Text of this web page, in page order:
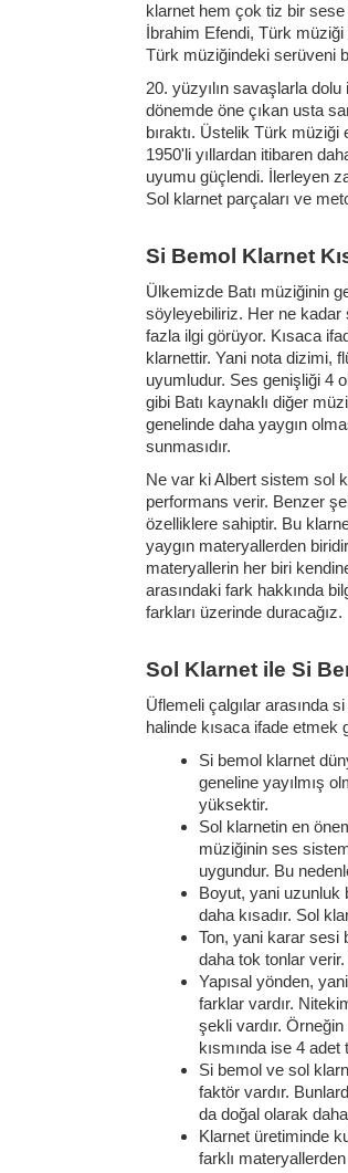
klarnet hem çok tiz bir
İbrahim Efendi, Türk
Türk müziğindeki serüveni
20. yüzyılın savaşlarla
dönemde öne çıkan usta
bıraktı. Üstelik Türk
1950'li yıllardan itibaren
uyumu güçlendi. İlerleyen
Sol klarnet parçaları ve
Si Bemol Klarnet
Ülkemizde Batı müziğinin
söyleyebiliriz. Her ne kadar
fazla ilgi görüyor. Kısaca
klarnettir. Yani nota dizimi,
uyumludur. Ses genişliği 4
gibi Batı kaynaklı diğer
genelinde daha yaygın
sunmasıdır.
Ne var ki Albert sistem sol
performans verir. Benzer
özelliklere sahiptir. Bu
yaygın materyallerden
materyallerin her biri
arasındaki fark hakkında
farkları üzerinde duracağız.
Sol Klarnet ile Si
Üflemeli çalgılar arasında
halinde kısaca ifade etmek
Si bemol klarnet
geneline yayılmış
yüksektir.
Sol klarnetin en
müziğinin ses
uygundur. Bu
Boyut, yani uzunluk
daha kısadır. Sol
Ton, yani karar sesi
daha tok tonlar
Yapısal yönden,
farklar vardır.
şekli vardır.
kısmında ise 4
Si bemol ve sol
faktör vardır.
da doğal olarak
Klarnet üretiminde
farklı